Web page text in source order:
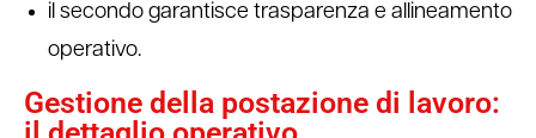
il secondo garantisce trasparenza e allineamento
operativo.
Gestione della postazione di lavoro: